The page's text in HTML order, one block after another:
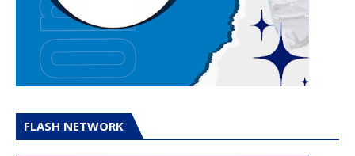
FLASH NETWORK